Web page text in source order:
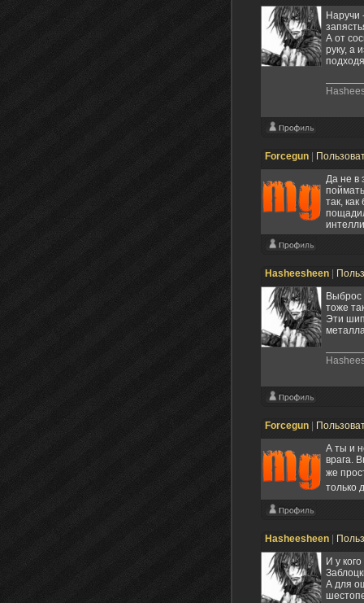
Наручи
А от
руку, а
Forcegun
Да не в
так,
Hasheesheen
Выброс
тоже
Эти
Forcegun
А ты и
врага.
же
только
Hasheesheen
И у
А для